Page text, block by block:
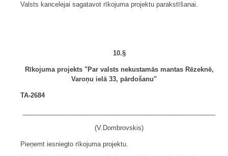
Valsts kancelejai sagatavot rīkojuma projektu parakstīšanai.
10.§
Rīkojuma projekts "Par valsts nekustamās mantas Rēzeknē,
Varoņu ielā 33, pārdošanu"
TA-2684
(V.Dombrovskis)
Pieņemt iesniegto rīkojuma projektu.